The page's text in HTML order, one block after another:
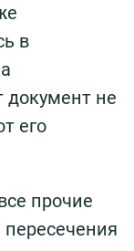
в
документ не
его
прочие